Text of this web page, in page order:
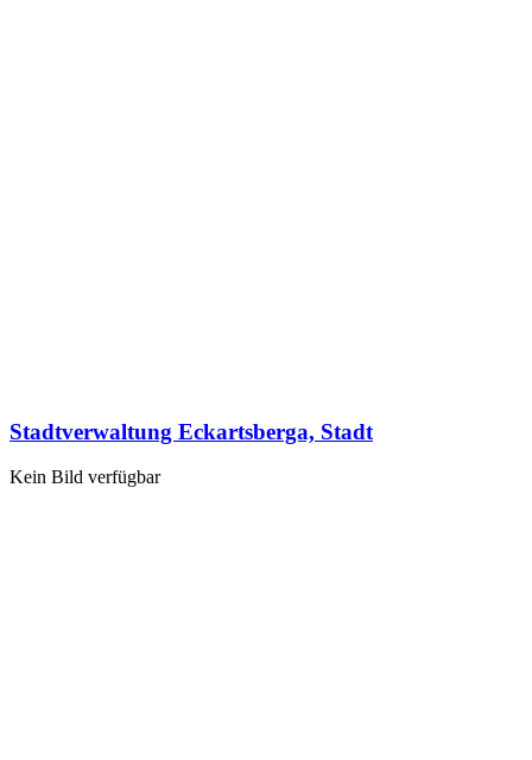
Stadtverwaltung Eckartsberga, Stadt
Kein Bild verfügbar